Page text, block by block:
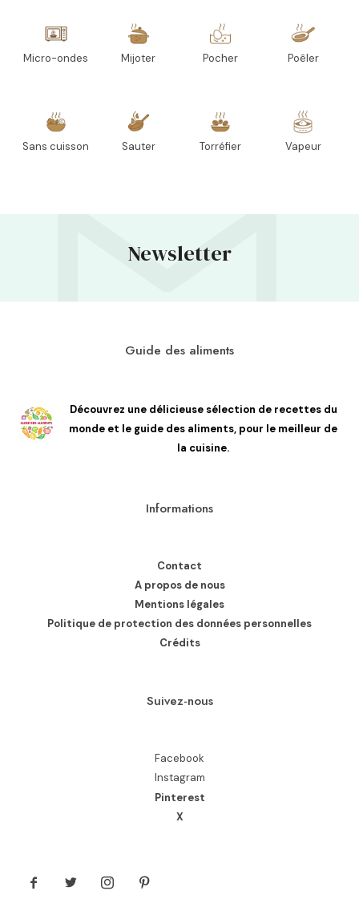
Micro-ondes Mijoter Pocher Poêler
Sans cuisson Sauter Torréfier Vapeur
Newsletter
Guide des aliments
Découvrez une délicieuse sélection de recettes du
monde et le guide des aliments, pour le meilleur de
la cuisine.
Informations
Contact
A propos de nous
Mentions légales
Politique de protection des données personnelles
Crédits
Suivez-nous
Facebook
Instagram
Pinterest
X